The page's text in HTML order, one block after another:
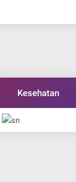
Kesehatan